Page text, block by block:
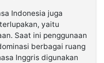
Indonesia juga
yaitu
Saat ini penggunaan
berbagai ruang
Inggris digunakan